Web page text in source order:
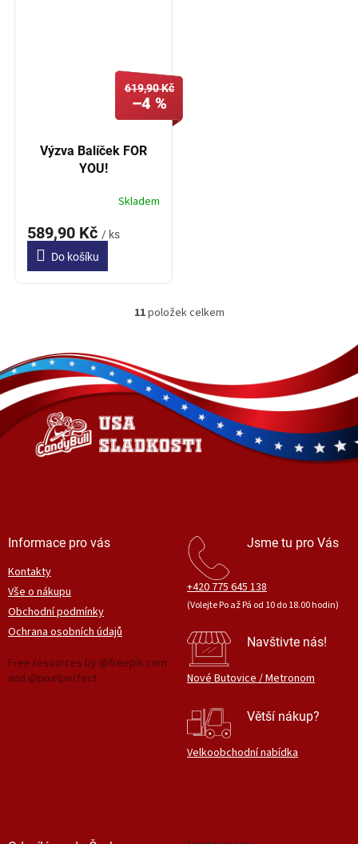
619,90 Kč
–4 %
Výzva Balíček FOR
YOU!
Skladem
589,90 Kč / ks
Do košíku
O
d
a
c
p
r
11položek celkem
á
p
a
í
Informace pro vás
Kontakty
Vše o nákupu
Obchodní podmínky
Ochrana osobních údajů
Free resources by @freepik.com
and @pixelperfect
Jsme tu pro Vás
+420 775 645 138
(Volejte Po až Pá od 10 do 18.00 hodin)
Navštivte nás!
Nové Butovice / Metronom
Větší nákup?
Velkoobchodní nabídka